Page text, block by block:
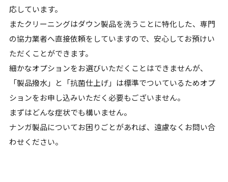
応しています。
またクリーニングはダウン製品を洗うことに特化した、専門
の協力業者へ直接依頼をしていますので、安心してお預けい
ただくことができます。
細かなオプションをお選びいただくことはできませんが、
「製品撥水」と「抗菌仕上げ」は標準でついているためオプ
ションをお申し込みいただく必要もございません。
まずはどんな症状でも構いません。
ナンガ製品についてお困りごとがあれば、遠慮なくお問い合
わせください。